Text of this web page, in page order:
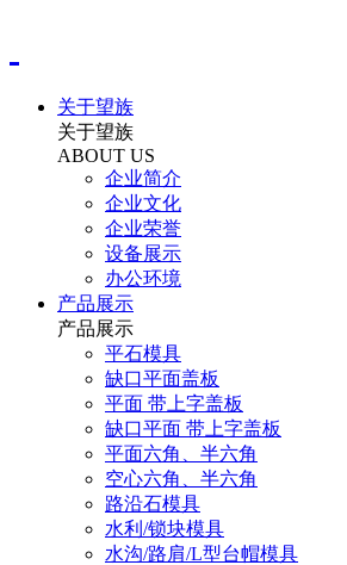
关于望族
关于望族
ABOUT US
企业简介
企业文化
企业荣誉
设备展示
办公环境
产品展示
产品展示
平石模具
缺口平面盖板
平面 带上字盖板
缺口平面 带上字盖板
平面六角、半六角
空心六角、半六角
路沿石模具
水利/锁块模具
水沟/路肩/L型台帽模具